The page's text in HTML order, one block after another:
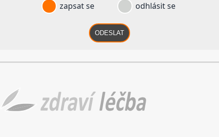
zapsat se odhlásit se
ODESLAT